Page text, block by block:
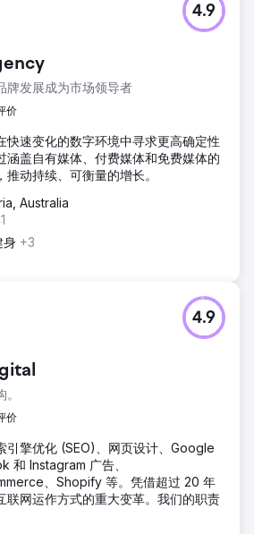
牌发展成为市场领导者
价
4.9
快速变化的数字环境中寻求更高确定性
涵盖自有媒体、付费媒体和免费媒体的
动持续、可衡量的增长。
Australia
身 +3
价
4.9
引擎优化 (SEO)、网页设计、Google
和 Instagram 广告、
、Shopify 等。凭借超过 20 年
联网运作方式的重大变革。我们的职责